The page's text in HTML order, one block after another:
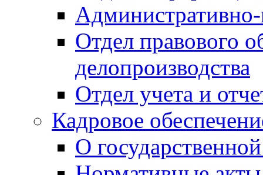
Отдел правового
делопроизводства
Отдел учета и
Кадровое
О